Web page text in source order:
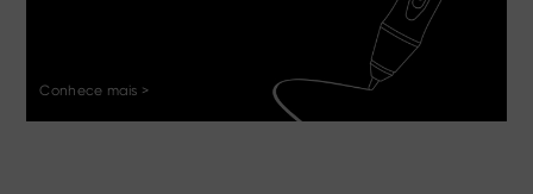
Conhece mais >